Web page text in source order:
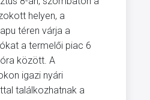
helyen, a
téren várja a
a termelői piac 6
között. A
igazi nyári
találkozhatnak a